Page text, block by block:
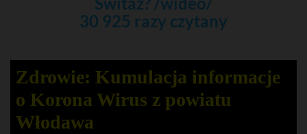
30 925 razy czytany
Zdrowie: Kumulacja informacje
o Korona Wirus z powiatu
Włodawa